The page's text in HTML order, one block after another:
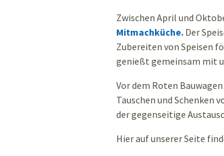
Zwischen April und
Mitmachküche. Der
Zubereiten von Speisen
genießt gemeinsam mit
Vor dem Roten
Tauschen und Schenken
der gegenseitige
Hier auf unserer Seite